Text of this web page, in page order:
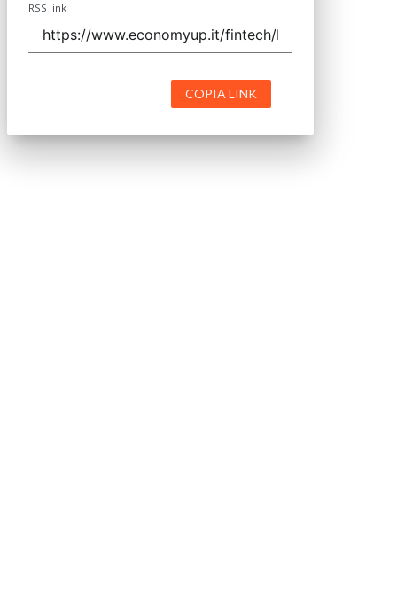
RSS link
COPIA LINK